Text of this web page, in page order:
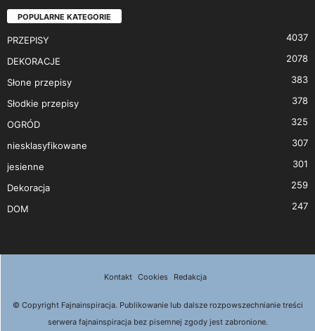
POPULARNE KATEGORIE
PRZEPISY 4037
DEKORACJE 2078
Słone przepisy 383
Słodkie przepisy 378
OGRÓD 325
niesklasyfikowane 307
jesienne 301
Dekoracja 259
DOM 247
Kontakt Cookies Redakcja
© Copyright Fajnainspiracja. Publikowanie lub dalsze rozpowszechnianie treści
serwera fajnainspiracja bez pisemnej zgody jest zabronione.